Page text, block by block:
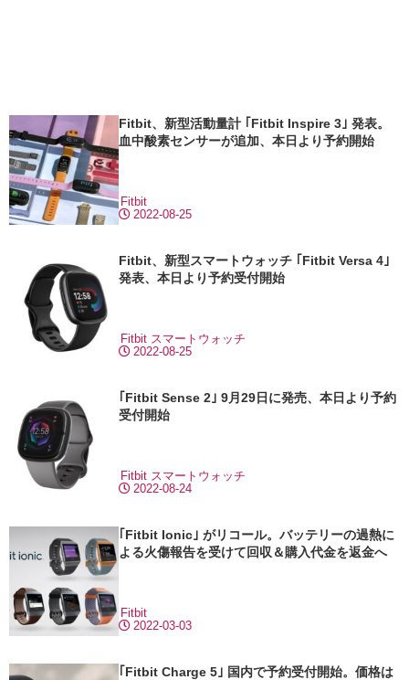
Fitbit、新型活動量計 ｢Fitbit Inspire 3｣ 発表。
血中酸素センサーが追加、本日より予約開始
2022-08-25
Fitbit
Fitbit、新型スマートウォッチ ｢Fitbit Versa 4｣
発表、本日より予約受付開始
2022-08-25
Fitbit スマートウォッチ
｢Fitbit Sense 2｣ 9月29日に発売、本日より予約
受付開始
2022-08-24
Fitbit スマートウォッチ
｢Fitbit Ionic｣ がリコール。バッテリーの過熱に
よる火傷報告を受けて回収＆購入代金を返金へ
2022-03-03
Fitbit
｢Fitbit Charge 5｣ 国内で予約受付開始。価格は